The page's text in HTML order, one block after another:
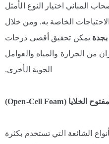
المباني اختيار النوع الأمثل
الخاصة به. ومن خلال
يمكن تحقيق أقصى درجات
من الحرارة والمياه والعوامل
الجوية الأخرى.
الشائعة التي تستخدم بكثرة